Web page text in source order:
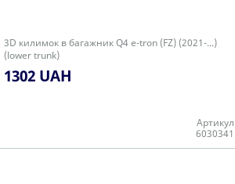
3D килимок в багажник Q4 e-tron (FZ) (2021-...)
(lower trunk)
1302 UAH
Артикул
6030341